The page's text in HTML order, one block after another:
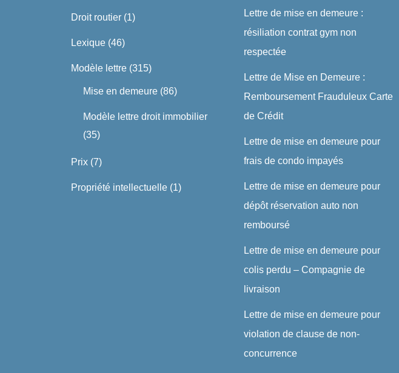
Droit routier (1)
Lexique (46)
Modèle lettre (315)
Mise en demeure (86)
Modèle lettre droit immobilier
(35)
Prix (7)
Propriété intellectuelle (1)
Lettre de mise en demeure :
résiliation contrat gym non
respectée
Lettre de Mise en Demeure :
Remboursement Frauduleux Carte
de Crédit
Lettre de mise en demeure pour
frais de condo impayés
Lettre de mise en demeure pour
dépôt réservation auto non
remboursé
Lettre de mise en demeure pour
colis perdu – Compagnie de
livraison
Lettre de mise en demeure pour
violation de clause de non-
concurrence